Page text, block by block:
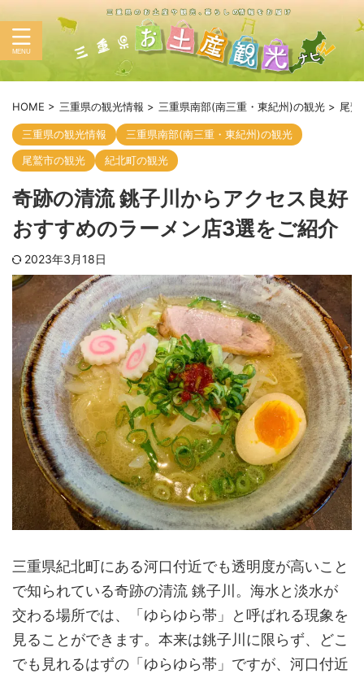
HOME > 三重県の観光情報 > 三重県南部(南三重・東紀州)の観光 > 尾鷲
三重県の観光情報
三重県南部(南三重・東紀州)の観光
尾鷲市の観光
紀北町の観光
奇跡の清流 銚子川からアクセス良好
おすすめのラーメン店3選をご紹介
2023年3月18日
三重県紀北町にある河口付近でも透明度が高いこと
で知られている奇跡の清流 銚子川。海水と淡水が
交わる場所では、「ゆらゆら帯」と呼ばれる現象を
見ることができます。本来は銚子川に限らず、どこ
でも見れるはずの「ゆらゆら帯」ですが、河口付近